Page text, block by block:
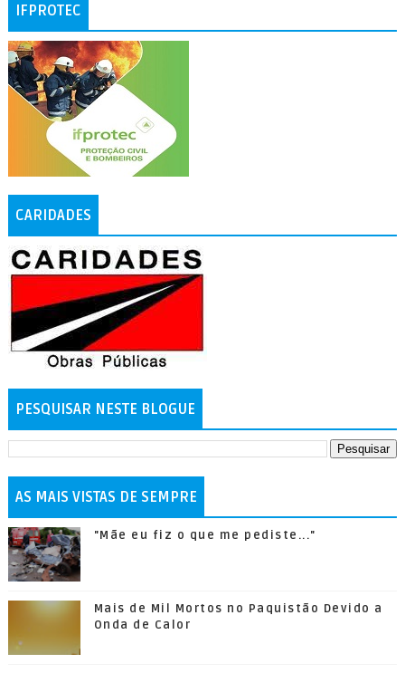
IFPROTEC
CARIDADES
PESQUISAR NESTE BLOGUE
AS MAIS VISTAS DE SEMPRE
"Mãe eu fiz o que me pediste..."
Mais de Mil Mortos no Paquistão Devido a
Onda de Calor